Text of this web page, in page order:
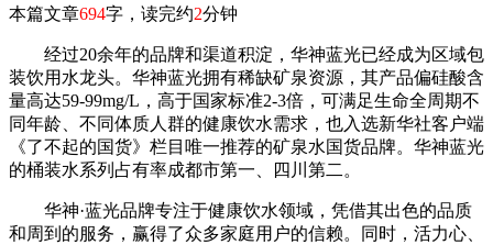
本篇文章694字，读完约2分钟
经过20余年的品牌和渠道积淀，华神蓝光已经成为区域包
装饮用水龙头。华神蓝光拥有稀缺矿泉资源，其产品偏硅酸含
量高达59-99mg/L，高于国家标准2-3倍，可满足生命全周期不
同年龄、不同体质人群的健康饮水需求，也入选新华社客户端
《了不起的国货》栏目唯一推荐的矿泉水国货品牌。华神蓝光
的桶装水系列占有率成都市第一、四川第二。
华神·蓝光品牌专注于健康饮水领域，凭借其出色的品质
和周到的服务，赢得了众多家庭用户的信赖。同时，活力心、